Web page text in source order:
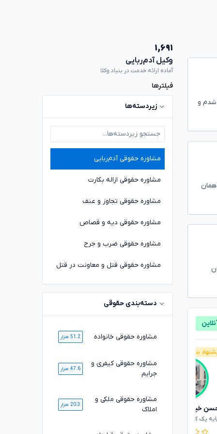
شدم و
بنیاد وکلا
خیری ۴.۹
یک کانون وکلای دادگستری
کامیار نهاردانی
۱,۶۹۱
وکیل آدم‌ربایی
آماده ارائه خدمت در بنیاد وکلا
فیلترها
زیردسته‌ها
مشاوره حقوقی آدم‌ربایی
مشاوره حقوقی ازاله بکارت
مشاوره حقوقی تجاوز و عنف
مشاوره حقوقی دیه و قصاص
مشاوره حقوقی ضرب و جرح
مشاوره حقوقی قتل و معاونت در قتل
دسته‌بندی حقوقی
مشاوره حقوقی خانواده 51.2 هزار
مشاوره حقوقی کیفری و
جرایم
47.6 هزار
مشاوره حقوقی ملکی و
املاک
20.3 هزار